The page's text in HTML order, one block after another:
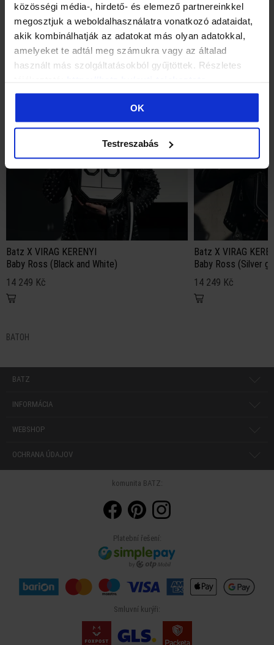
közösségi média-, hirdető- és elemező partnereinkkel
megosztjuk a weboldalhasználatra vonatkozó adataidat,
akik kombinálhatják az adatokat más olyan adatokkal,
amelyeket te adtál meg számukra vagy az általad
használt más szolgáltatásokból gyűjtöttek. Részletes
OK
Testreszabás
DOPORUČENÉ PRODUKTY
Batz X VIRAG KERENYI
Baby Ross (Black and White)
14 249 Kč
Batz X VIRAG
Baby Ross (Silver
14 249 Kč
BATOH
BATZ
INFORMÁCIA
WEBSHOP
OCHRANA ÚDAJOV
komunita BATZ:
Platební řešení:
Smluvní kurýři: